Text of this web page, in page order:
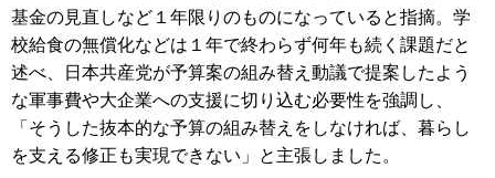
基金の見直しなど１年限りのものになっていると指摘。学
校給食の無償化などは１年で終わらず何年も続く課題だと
述べ、日本共産党が予算案の組み替え動議で提案したよう
な軍事費や大企業への支援に切り込む必要性を強調し、
「そうした抜本的な予算の組み替えをしなければ、暮らし
を支える修正も実現できない」と主張しました。